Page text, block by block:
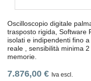
Oscilloscopio digitale
trasposto rigida, Software
isolati e indipendenti fino
reale , sensibilità minima
memorie.
7.876,00 € Iva escl.